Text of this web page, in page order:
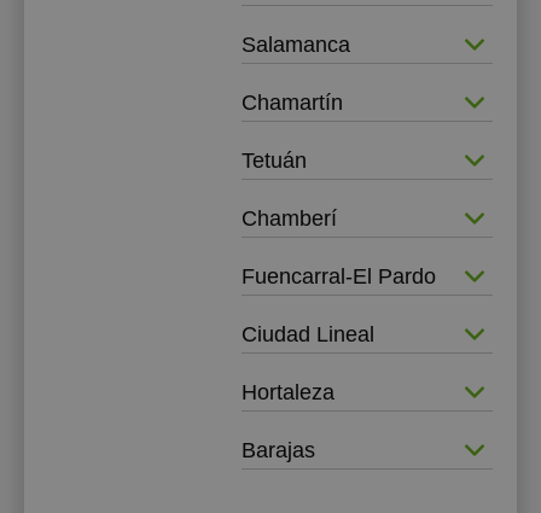
Salamanca
Chamartín
Tetuán
Chamberí
Fuencarral-El Pardo
Ciudad Lineal
Hortaleza
Barajas